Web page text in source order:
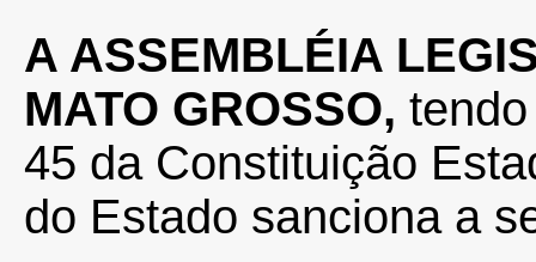
A ASSEMBLÉIA
MATO GROSSO,
45 da Constituição
do Estado sanciona a